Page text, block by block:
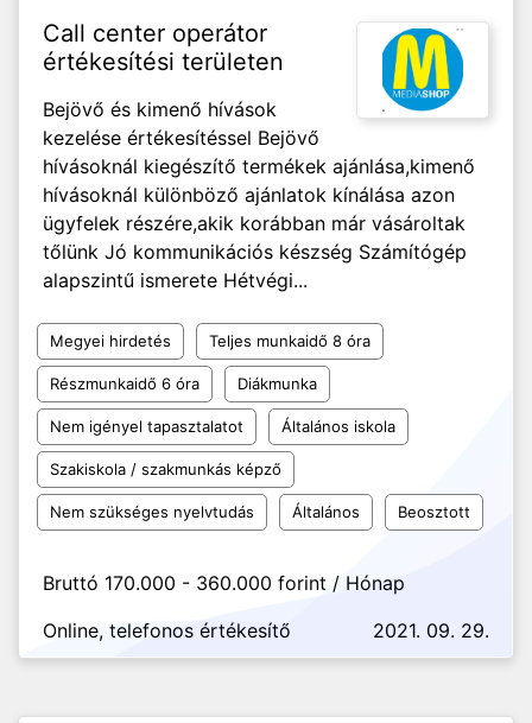
Call center operátor
értékesítési területen
Bejövő és kimenő hívások
kezelése értékesítéssel Bejövő
hívásoknál kiegészítő termékek ajánlása,kimenő
hívásoknál különböző ajánlatok kínálása azon
ügyfelek részére,akik korábban már vásároltak
tőlünk Jó kommunikációs készség Számítógép
alapszintű ismerete Hétvégi...
Megyei hirdetés Teljes munkaidő 8 óra
Részmunkaidő 6 óra Diákmunka
Nem igényel tapasztalatot Általános iskola
Szakiskola / szakmunkás képző
Nem szükséges nyelvtudás Általános Beosztott
Bruttó 170.000 - 360.000 forint / Hónap
Online, telefonos értékesítő
2021. 09. 29.